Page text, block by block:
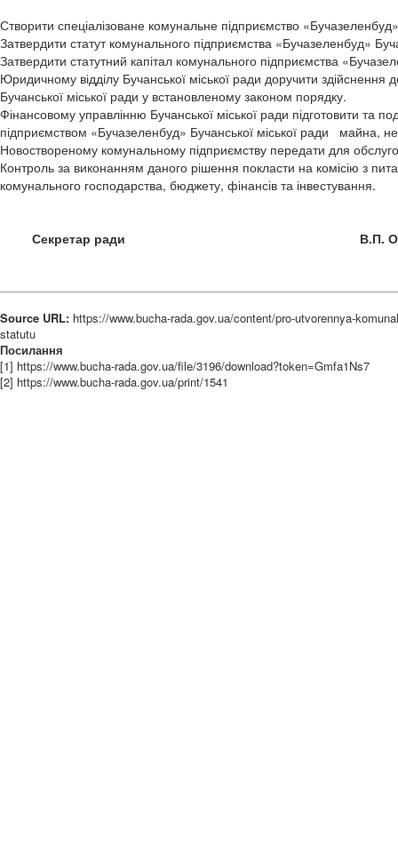
Створити спеціалізоване комунальне підприємство
Затвердити статут комунального підприємства «Бучазеленбуд»
Затвердити статутний капітал комунального підприємства
Юридичному відділу Бучанської міської ради доручити
Бучанської міської ради у встановленому законом порядку.
Фінансовому управлінню Бучанської міської ради підготовити та
підприємством «Бучазеленбуд» Бучанської міської ради майна,
Новоствореному комунальному підприємству передати для
Контроль за виконанням даного рішення покласти на комісію з
комунального господарства, бюджету, фінансів та інвестування.
Секретар ради В.П.
Source URL: https://www.bucha-rada.gov.ua/content/pro-utvorennya-
statutu
Посилання
[1] https://www.bucha-rada.gov.ua/file/3196/download?token=Gmfa1Ns7
[2] https://www.bucha-rada.gov.ua/print/1541